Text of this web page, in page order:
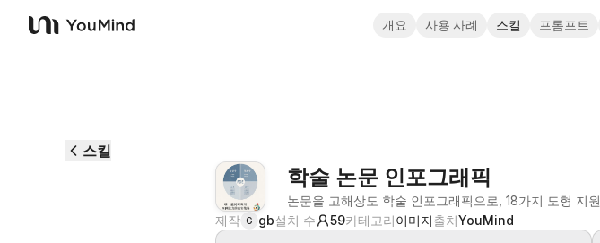
YouMind
개요 사용 사례 스킬 프롬프트
스킬
학술 논문 인포그래픽
논문을 고해상도 학술 인포그래픽으로, 18가지 도형 지원
제작 G gb설치 수 59카테고리이미지출처YouMind